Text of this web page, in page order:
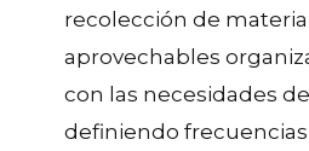
recolección de
aprovechables
con las necesidades
definiendo